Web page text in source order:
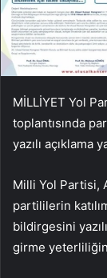
MİLLİYET Yol
toplantısında
yazılı açıklama
Milli Yol Partisi,
partililerin
bildirgesini
girme